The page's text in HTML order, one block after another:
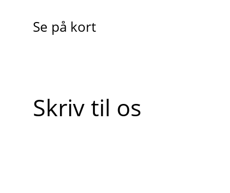
Se på kort
Skriv til os